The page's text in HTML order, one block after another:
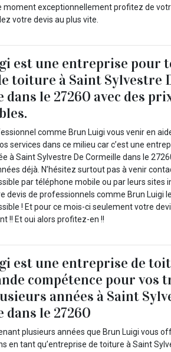
moment exceptionnellement profitez de
votre devis au plus vite.
est une entreprise pour
toiture à Saint Sylvestre
dans le 27260 avec des
comme Brun Luigi vous venir en
services dans ce milieu car c’est une
à Saint Sylvestre De Cormeille dans le
déjà. N’hésitez surtout pas à venir
par téléphone mobile ou par leurs sites
devis de professionnels comme Brun Luigi
! Et pour ce mois-ci seulement votre
!! Et oui alors profitez-en !!
est une entreprise de
compétence pour vos
années à Saint
dans le 27260
plusieurs années que Brun Luigi vous
en tant qu’entreprise de toiture à Saint